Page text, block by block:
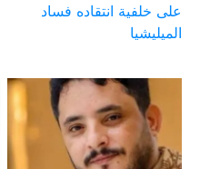
على خلفية انتقاده فساد
الميليشيا